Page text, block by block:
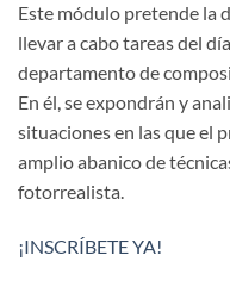
Este módulo pretende la
llevar a cabo tareas del
departamento de
En él, se expondrán y
situaciones en las que el
amplio abanico de
fotorrealista.
¡INSCRÍBETE YA!